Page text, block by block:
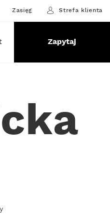
Zasięg Strefa klienta
Zapytaj